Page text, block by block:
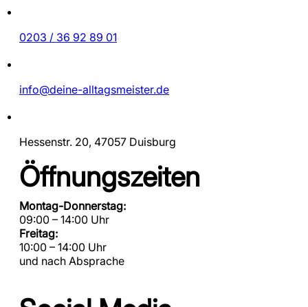
0203 / 36 92 89 01
info@deine-alltagsmeister.de
Hessenstr. 20, 47057 Duisburg
Öffnungszeiten
Montag-Donnerstag:
09:00 – 14:00 Uhr
Freitag:
10:00 – 14:00 Uhr
und nach Absprache